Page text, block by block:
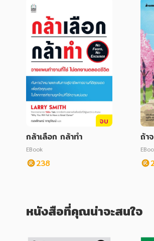
จบ
กล้าเลือก กล้าทำ
EBook
238
ถ้า
จะ
หนังสือที่คุณน่าจะสนใจ